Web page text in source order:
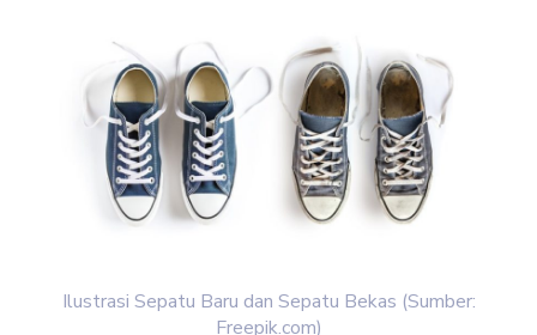
Ilustrasi Sepatu Baru dan Sepatu Bekas (Sumber:
Freepik.com)